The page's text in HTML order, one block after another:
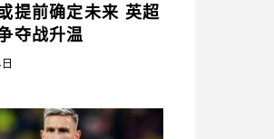
提前确定未来 英超
夺战升温